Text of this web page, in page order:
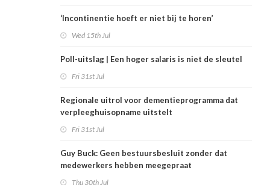
‘Incontinentie hoeft er niet bij te horen’
Wed 15th Jul
Poll-uitslag | Een hoger salaris is niet de sleutel
Fri 31st Jul
Regionale uitrol voor dementieprogramma dat
verpleeghuisopname uitstelt
Fri 31st Jul
Guy Buck: Geen bestuursbesluit zonder dat
medewerkers hebben meegepraat
Thu 30th Jul